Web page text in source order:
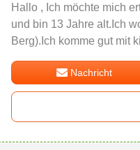
Hallo , Ich möchte mich
und bin 13 Jahre alt.Ich
Berg).Ich komme gut mit
Nachricht